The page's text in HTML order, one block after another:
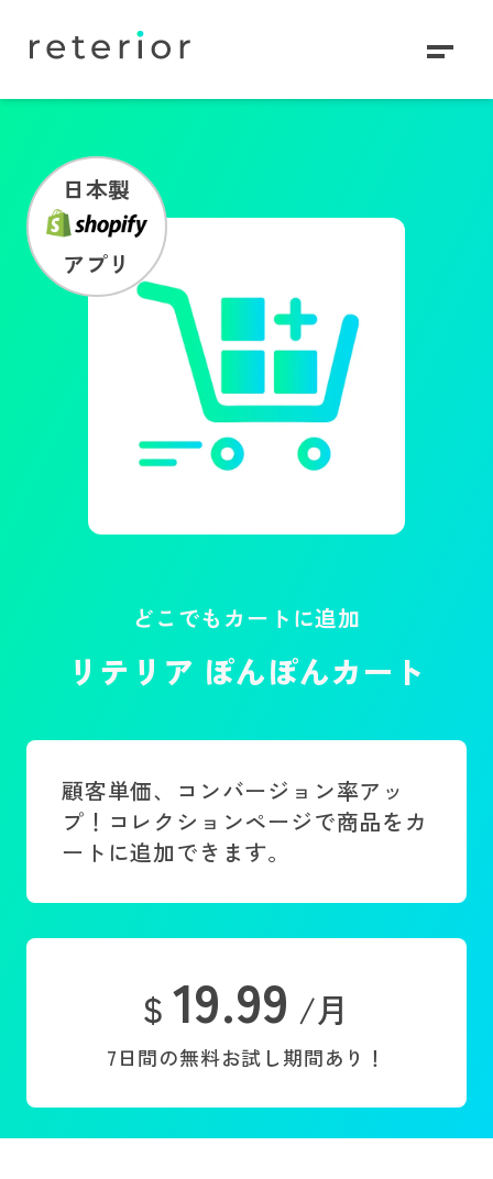
どこでもカートに追加
リテリア ぽんぽんカート
顧客単価、コンバージョン率アッ
プ！コレクションページで商品をカ
ートに追加できます。
$ 19.99 /月
7日間の無料お試し期間あり！
日本製
アプリ